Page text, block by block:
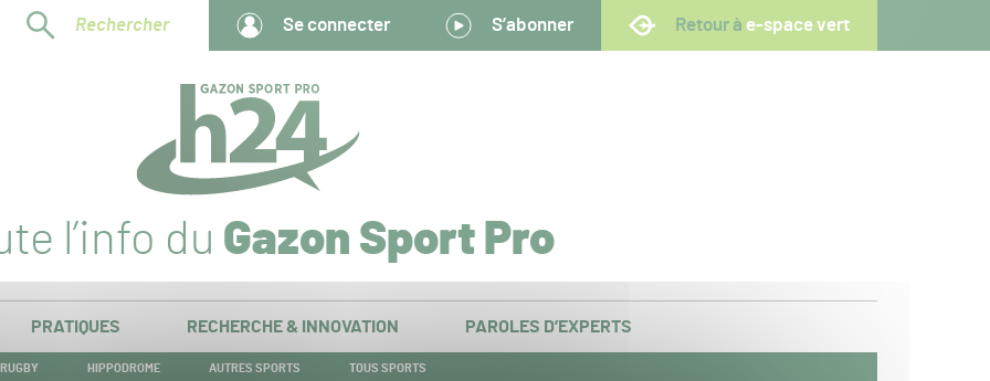
Rechercher Se connecter S’abonner Retour à e-space vert
l’info du Gazon Sport Pro
PRATIQUES RECHERCHE & INNOVATION PAROLES D’EXPERTS
RUGBY HIPPODROME AUTRES SPORTS TOUS SPORTS